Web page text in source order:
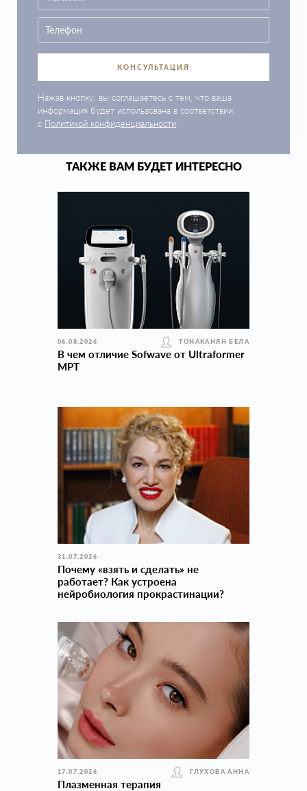
КОНСУЛЬТАЦИЯ
Нажав кнопку, вы соглашаетесь с тем, что ваша
информация будет использована в соответствии
с Политикой конфиденциальности
ТАКЖЕ ВАМ БУДЕТ ИНТЕРЕСНО
06.08.2026 ТОНАКАНЯН БЕЛА
В чем отличие Sofwave от Ultraformer
MPT
31.07.2026
Почему «взять и сделать» не
работает? Как устроена
нейробиология прокраcтинации?
17.07.2026 ГЛУХОВА АННА
Плазменная терапия